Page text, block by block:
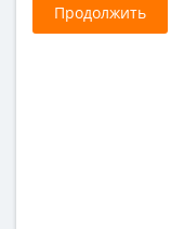
Продолжить